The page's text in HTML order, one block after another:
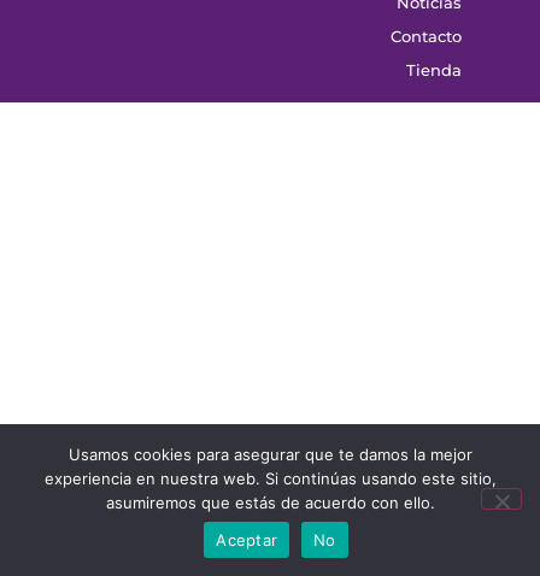
Contacto
Tienda
Usamos cookies para asegurar que te damos la mejor
experiencia en nuestra web. Si continúas usando este sitio,
asumiremos que estás de acuerdo con ello.
Aceptar
No